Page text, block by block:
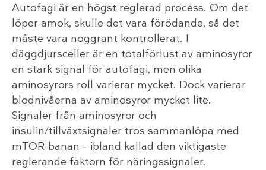
Autofagi är en högst reglerad process. Om det
löper amok, skulle det vara förödande, så det
måste vara noggrant kontrollerat. I
däggdjursceller är en totalförlust av aminosyror
en stark signal för autofagi, men olika
aminosyrors roll varierar mycket. Dock varierar
blodnivåerna av aminosyror mycket lite.
Signaler från aminosyror och
insulin/tillväxtsignaler tros sammanlöpa med
mTOR-banan – ibland kallad den viktigaste
reglerande faktorn för näringssignaler.